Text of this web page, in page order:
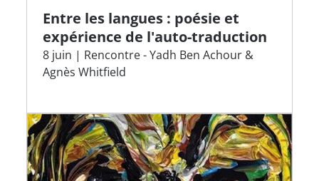
Entre les langues : poésie et
expérience de l'auto-traduction
8 juin | Rencontre - Yadh Ben Achour &
Agnès Whitfield